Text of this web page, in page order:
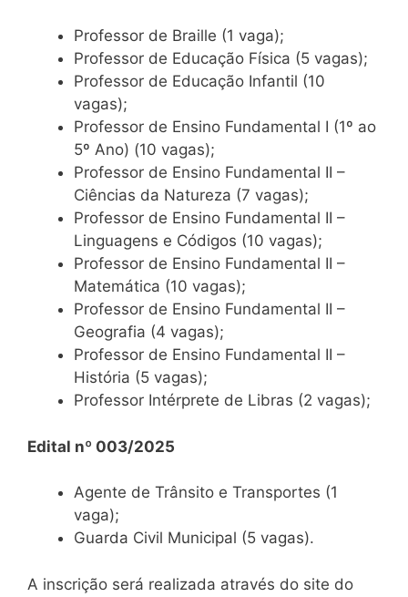
Professor de Braille (1 vaga);
Professor de Educação Física (5 vagas);
Professor de Educação Infantil (10
vagas);
Professor de Ensino Fundamental I (1º ao
5º Ano) (10 vagas);
Professor de Ensino Fundamental II –
Ciências da Natureza (7 vagas);
Professor de Ensino Fundamental II –
Linguagens e Códigos (10 vagas);
Professor de Ensino Fundamental II –
Matemática (10 vagas);
Professor de Ensino Fundamental II –
Geografia (4 vagas);
Professor de Ensino Fundamental II –
História (5 vagas);
Professor Intérprete de Libras (2 vagas);
Edital nº 003/2025
Agente de Trânsito e Transportes (1
vaga);
Guarda Civil Municipal (5 vagas).
A inscrição será realizada através do site do